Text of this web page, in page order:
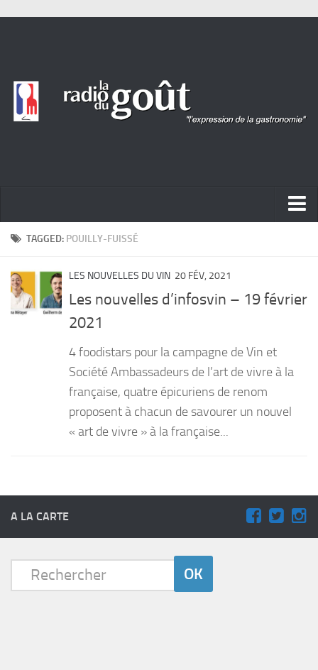
ACTUALITÉ
PORTRAITS
LIVRES
Entrées
Desserts
TAGGED: POUILLY-FUISSÉ
LES NOUVELLES DU VIN 20 FÉV, 2021
Les nouvelles d’infosvin – 19 février
2021
4 foodistars pour la campagne de Vin et
Société Ambassadeurs de l’art de vivre à la
française, quatre épicuriens de renom
proposent à chacun de savourer un nouvel
« art de vivre » à la française...
A LA CARTE